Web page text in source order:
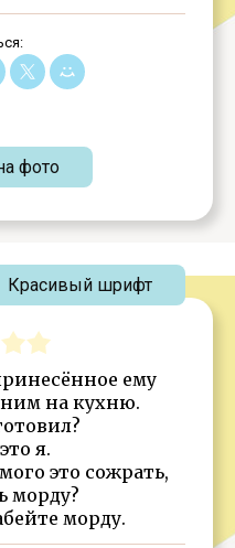
фото
ему
на кухню.
я.
это сожрать,
морду?
морду.
Красивый шрифт